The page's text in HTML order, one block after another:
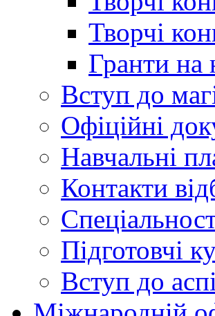
Творчі
Гранти на
Вступ до
Офіційні
Навчальні
Контакти
Підготовчі
Вступ до